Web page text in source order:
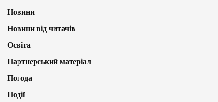
Новини
Новини від читачів
Освіта
Партнерський матеріал
Погода
Події